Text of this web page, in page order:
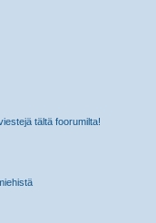
tältä foorumilta!